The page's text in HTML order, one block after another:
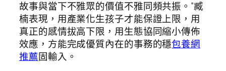
故事與當下不雅眾的價值不雅同頻共振。”臧
楠表現，用產業化生孩子才能保證上限，用
真正的感情拔高下限，用生態協同縮小傳佈
效應，方能完成優質內在的事務的穩包養網
推薦固輸入。